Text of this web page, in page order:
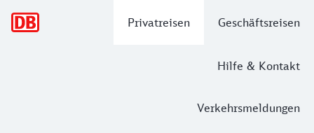
Privatreisen Geschäftsreisen
Hilfe & Kontakt
Verkehrsmeldungen